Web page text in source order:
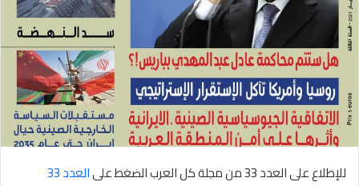
للإطلاع على العدد 33 من مجلة كل العرب الضغط على العدد 33